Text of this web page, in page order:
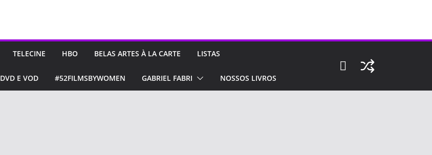
TELECINE HBO BELAS ARTES À LA CARTE LISTAS
DVD E VOD #52FILMSBYWOMEN GABRIEL FABRI NOSSOS LIVROS